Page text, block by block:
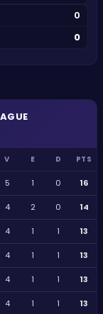
0
0
V E D PTS
5 1 0 16
4 2 0 14
4 1 1 13
4 1 1 13
4 1 1 13
4 1 1 13